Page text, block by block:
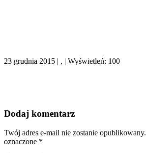
23 grudnia 2015 | , | Wyświetleń: 100
Dodaj komentarz
Twój adres e-mail nie zostanie opublikowany.
oznaczone *